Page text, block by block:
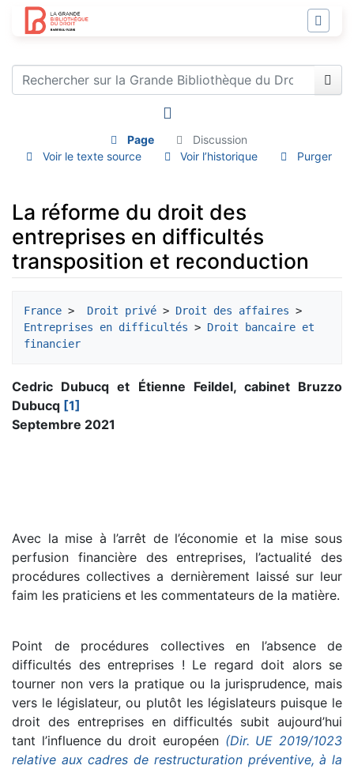
Page
Discussion
Voir le texte source
Voir l’historique Purger
La réforme du droit des
entreprises en difficultés
transposition et reconduction
France > Droit privé > Droit des affaires
Entreprises en difficultés > Droit bancaire et
financier
Cedric Dubucq et Étienne Feildel, cabinet Bruzzo
Dubucq [1]
Septembre 2021
Avec la mise à l’arrêt de l’économie et la mise sous
perfusion financière des entreprises, l’actualité des
procédures collectives a dernièrement laissé sur leur
faim les praticiens et les commentateurs de la matière.
Point de procédures collectives en l’absence de
difficultés des entreprises ! Le regard doit alors se
tourner non vers la pratique ou la jurisprudence, mais
vers le législateur, ou plutôt les législateurs puisque le
droit des entreprises en difficultés subit aujourd’hui
tant l’influence du droit européen (Dir. UE 2019/1023
relative aux cadres de restructuration préventive, à la